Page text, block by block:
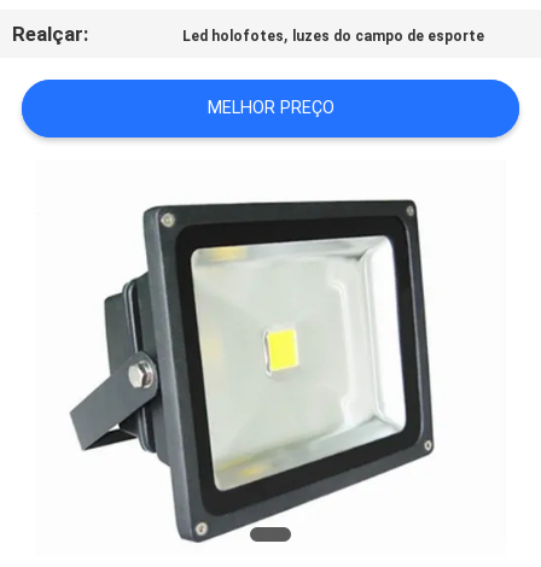
MAPA
DO
POLICY
Realçar: Led holofotes, luzes do campo de esporte
MELHOR PREÇO